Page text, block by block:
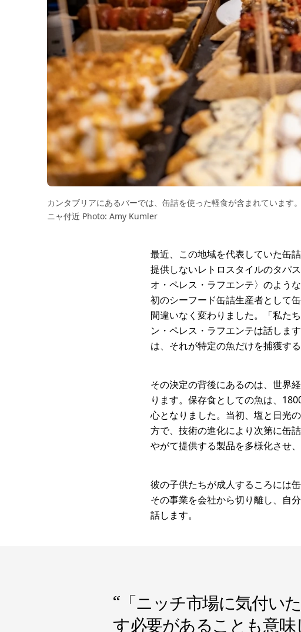
カンタブリアにあるバーでは、缶詰を使った軽食が含まれています
ニャ付近 Photo: Amy Kumler
最近、この地域を代表していた缶
提供しないレトロスタイルのタパ
オ・ペレス・ラフエンテ〉のよう
初のシーフード缶詰生産者として
間違いなく変わりました。「私た
ン・ペレス・ラフエンテは話しま
は、それが特定の魚だけを捕獲す
その決定の背後にあるのは、世界
ります。保存食としての魚は、
心となりました。当初、塩と日光
方で、技術の進化により次第に缶
やがて提供する製品を多様化させ
彼の子供たちが成人するころには
その事業を会社から切り離し、自
話します。
“「ニッチ市場に気付い
す必要があることも意